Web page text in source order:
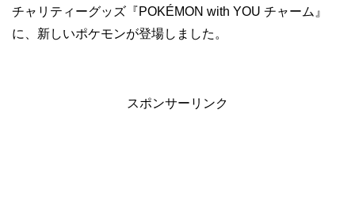
チャリティーグッズ『POKÉMON with YOU チャーム』
に、新しいポケモンが登場しました。
スポンサーリンク